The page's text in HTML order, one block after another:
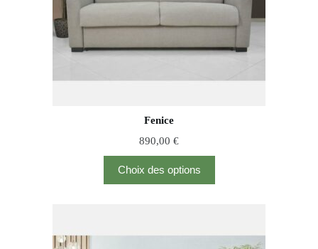
Fenice
890,00 €
Choix des options